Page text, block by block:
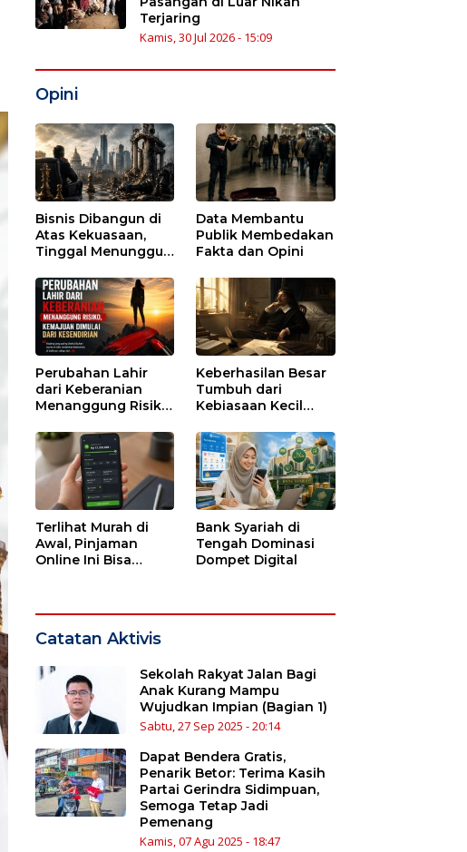
Terjaring
Kamis, 30 Jul 2026 - 15:09
Opini
Bisnis Dibangun di
Atas Kekuasaan,
Tinggal Menunggu
Data Membantu
Publik Membedakan
Fakta dan Opini
Perubahan Lahir
dari Keberanian
Menanggung Risiko,
dari Kesendirian
Keberhasilan Besar
Tumbuh dari
Kebiasaan Kecil
dengan Sabar
Terlihat Murah di
Awal, Pinjaman
Online Ini Bisa
Bank Syariah di
Tengah Dominasi
Dompet Digital
Catatan Aktivis
Sekolah Rakyat Jalan Bagi
Anak Kurang Mampu
Wujudkan Impian (Bagian 1)
Sabtu, 27 Sep 2025 - 20:14
Dapat Bendera Gratis,
Penarik Betor: Terima Kasih
Partai Gerindra Sidimpuan,
Semoga Tetap Jadi
Pemenang
Kamis, 07 Agu 2025 - 18:47